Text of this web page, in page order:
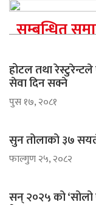
सम्बन्धित
होटल तथा
सेवा दिन सक्ने
पुस १७, २०८१
सुन तोलाको ३७ सयले
फाल्गुण २५, २०८२
सन् २०२५ को ‘सोलो